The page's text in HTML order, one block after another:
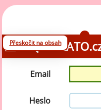
Přeskočit na obsah
Email
Heslo